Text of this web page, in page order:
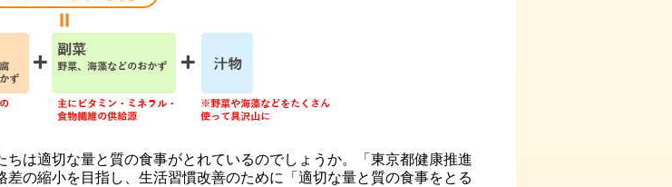
は適切な量と質の食事がとれているのでしょうか。「東京都健康推進
の縮小を目指し、生活習慣改善のために「適切な量と質の食事をとる